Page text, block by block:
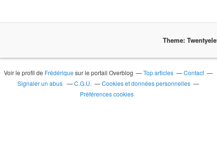
Theme:
Voir le profil de Frédérique sur le portail Overblog Top articles
Contact
Signaler un abus
C.G.U.
Cookies et données personnelles
Préférences cookies